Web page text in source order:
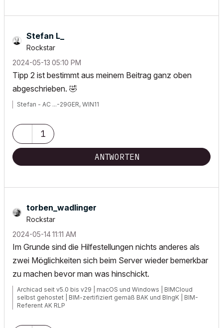
Stefan L_
Rockstar
‎2024-05-13 05:10 PM
Tipp 2 ist bestimmt aus meinem Beitrag ganz oben
abgeschrieben. 🤣
Stefan - AC ...-29GER, WIN11
1
ANTWORTEN
torben_wadlinger
Rockstar
‎2024-05-1411:11 AM
Im Grunde sind die Hilfestellungen nichts anderes als
zwei Möglichkeiten sich beim Server wieder bemerkbar
zu machen bevor man was hinschickt.
Archicad seit v5.0 bis v29 | macOS und Windows | BIMCloud
selbst gehostet | BIM-zertifiziert gemäß BAK und BIngK | BIM-
Referent AK RLP